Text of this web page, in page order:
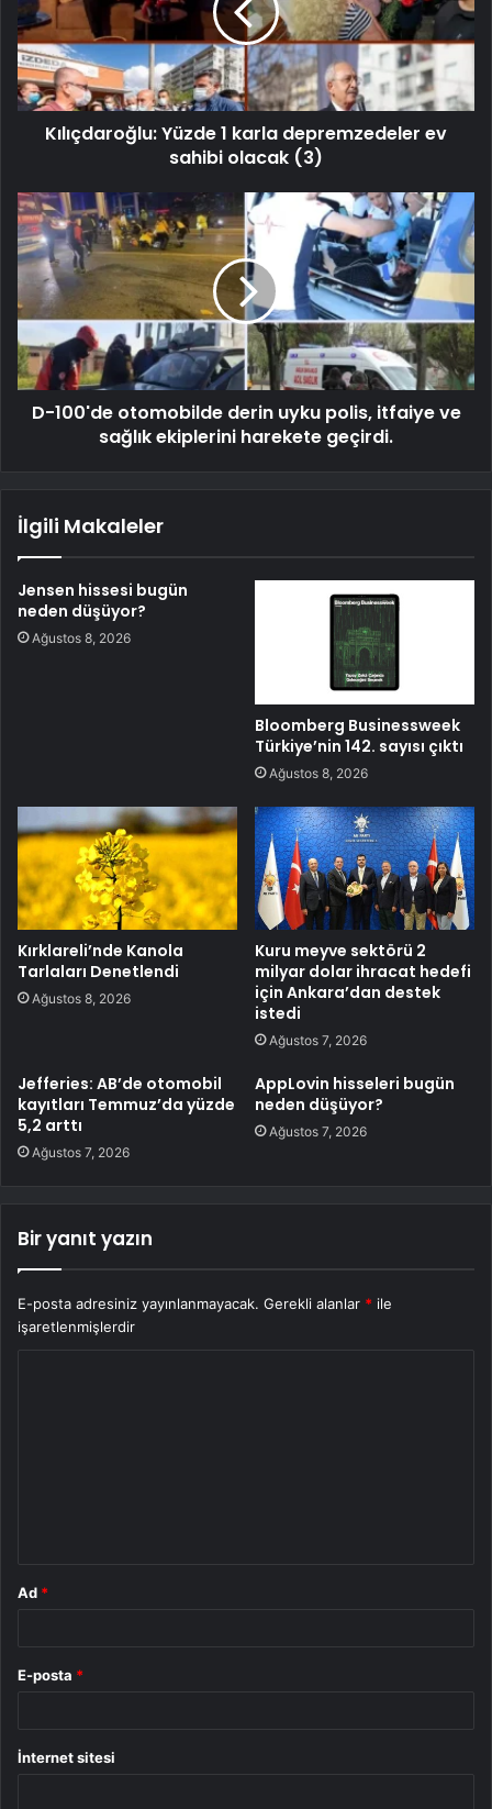
Kılıçdaroğlu: Yüzde 1 karla depremzedeler ev
sahibi olacak (3)
D-100'de otomobilde derin uyku polis, itfaiye ve
sağlık ekiplerini harekete geçirdi.
İlgili Makaleler
Jensen hissesi bugün
neden düşüyor?
Ağustos 8, 2026
Bloomberg Businessweek
Türkiye’nin 142. sayısı çıktı
Ağustos 8, 2026
Kırklareli’nde Kanola
Tarlaları Denetlendi
Ağustos 8, 2026
Kuru meyve sektörü 2
milyar dolar ihracat hedefi
için Ankara’dan destek
istedi
Ağustos 7, 2026
Jefferies: AB’de otomobil
kayıtları Temmuz’da yüzde
5,2 arttı
Ağustos 7, 2026
AppLovin hisseleri bugün
neden düşüyor?
Ağustos 7, 2026
Bir yanıt yazın
E-posta adresiniz yayınlanmayacak. Gerekli alanlar * ile
işaretlenmişlerdir
Ad *
E-posta *
İnternet sitesi